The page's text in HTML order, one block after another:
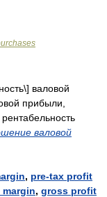
валовой
прибыли,
валовой
, pre-tax profit
, gross profit